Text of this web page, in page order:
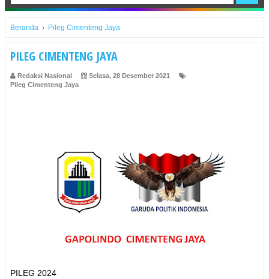
Beranda › Pileg Cimenteng Jaya
PILEG CIMENTENG JAYA
Redaksi Nasional
Selasa, 28 Desember 2021
Pileg Cimenteng Jaya
PILEG 2024